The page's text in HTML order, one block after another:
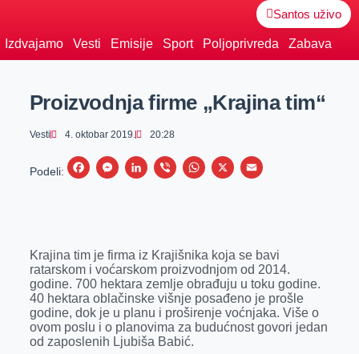
Santos uživo
Izdvajamo Vesti Emisije Sport Poljoprivreda Zabava
Proizvodnja firme „Krajina tim“
Vesti 4. oktobar 2019. 20:28
Podeli:
F
b
o
o
k
M
e
n
g
e
r
L
e
d
I
n
V
r
W
s
A
p
p
X
E
l
Krajina tim je firma iz Krajišnika koja se bavi
ratarskom i voćarskom proizvodnjom od 2014.
godine. 700 hektara zemlje obrađuju u toku godine.
40 hektara oblačinske višnje posađeno je prošle
godine, dok je u planu i proširenje voćnjaka. Više o
ovom poslu i o planovima za budućnost govori jedan
od zaposlenih Ljubiša Babić.